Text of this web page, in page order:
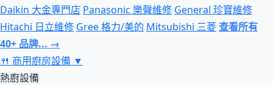
Daikin 大金專門店 Panasonic 樂聲維修 General 珍寶維修
Hitachi 日立維修 Gree 格力/美的 Mitsubishi 三菱查看所有
40+ 品牌... →
🍴 商用廚房設備 ▼
熱廚設備